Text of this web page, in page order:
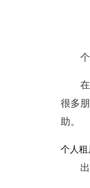
很多
助。
个人租